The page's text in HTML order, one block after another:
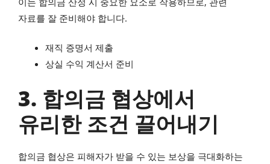
자료를 잘 준비해야 합니다.
재직 증명서 제출
상실 수익 계산서 준비
3. 합의금 협상에서
유리한 조건 끌어내기
합의금 협상은 피해자가 받을 수 있는 보상을 극대화하는